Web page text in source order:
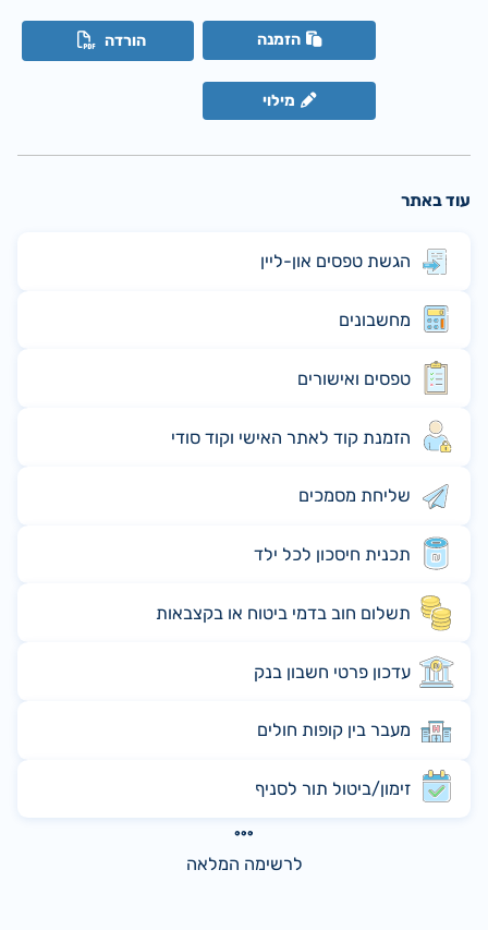
הורדה הזמנה
מילוי
עוד באתר
הגשת טפסים און-ליין
מחשבונים
טפסים ואישורים
הזמנת קוד לאתר האישי וקוד סודי
שליחת מסמכים
תכנית חיסכון לכל ילד
תשלום חוב בדמי ביטוח או בקצבאות
עדכון פרטי חשבון בנק
מעבר בין קופות חולים
זימון/ביטול תור לסניף
לרשימה המלאה